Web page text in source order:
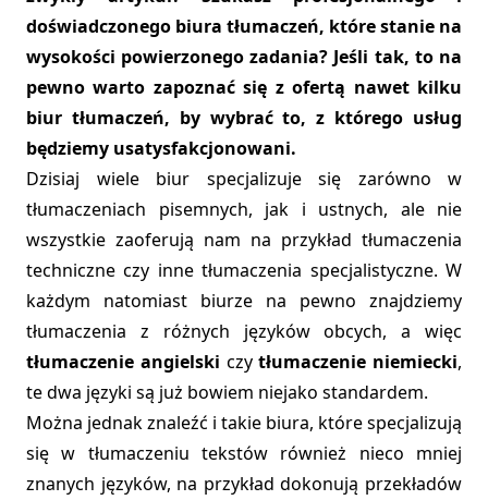
doświadczonego biura tłumaczeń, które stanie na
wysokości powierzonego zadania? Jeśli tak, to na
pewno warto zapoznać się z ofertą nawet kilku
biur tłumaczeń, by wybrać to, z którego usług
będziemy usatysfakcjonowani.
Dzisiaj wiele biur specjalizuje się zarówno w
tłumaczeniach pisemnych, jak i ustnych, ale nie
wszystkie zaoferują nam na przykład tłumaczenia
techniczne czy inne tłumaczenia specjalistyczne. W
każdym natomiast biurze na pewno znajdziemy
tłumaczenia z różnych języków obcych, a więc
tłumaczenie angielski czytłumaczenie niemiecki,
te dwa języki są już bowiem niejako standardem.
Można jednak znaleźć i takie biura, które specjalizują
się w tłumaczeniu tekstów również nieco mniej
znanych języków, na przykład dokonują przekładów